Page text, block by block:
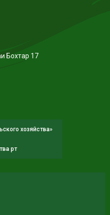
Бохтар 17
хозяйства»
рт